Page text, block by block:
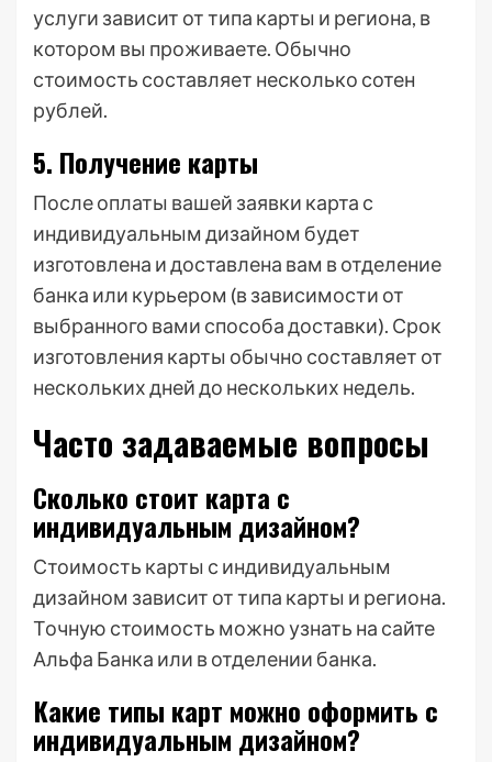
услуги зависит от типа карты и региона, в
котором вы проживаете. Обычно
стоимость составляет несколько сотен
рублей.
5. Получение карты
После оплаты вашей заявки карта с
индивидуальным дизайном будет
изготовлена и доставлена вам в отделение
банка или курьером (в зависимости от
выбранного вами способа доставки). Срок
изготовления карты обычно составляет от
нескольких дней до нескольких недель.
Часто задаваемые вопросы
Сколько стоит карта с
индивидуальным дизайном?
Стоимость карты с индивидуальным
дизайном зависит от типа карты и региона.
Точную стоимость можно узнать на сайте
Альфа Банка или в отделении банка.
Какие типы карт можно оформить с
индивидуальным дизайном?